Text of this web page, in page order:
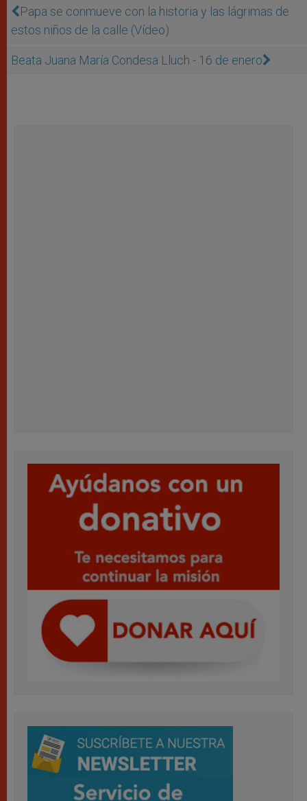
Papa se conmueve con la historia y las lágrimas de
estos niños de la calle (Vídeo)
Beata Juana Marí­a Condesa Lluch - 16 de enero